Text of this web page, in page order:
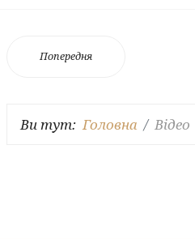
Попередня
Ви тут:Головна Відео